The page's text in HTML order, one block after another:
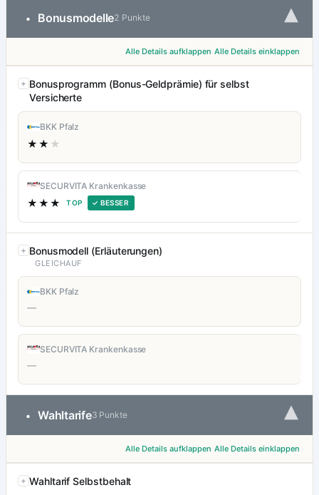
• Bonusmodelle2 Punkte ▾
Alle Details aufklappen Alle Details einklappen
Bonusprogramm (Bonus-Geldprämie) für selbst
Versicherte
BKK Pfalz
★★ ★
SECURVITA Krankenkasse
★★★ TOP ✓ BESSER
Bonusmodell (Erläuterungen)
GLEICHAUF
BKK Pfalz
—
SECURVITA Krankenkasse
—
• Wahltarife3 Punkte ▾
Alle Details aufklappen Alle Details einklappen
Wahltarif Selbstbehalt